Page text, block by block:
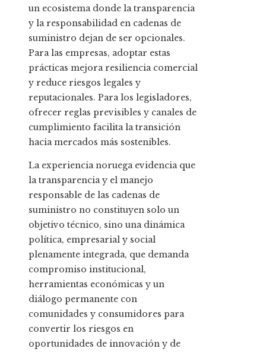
un ecosistema donde la transparencia
y la responsabilidad en cadenas de
suministro dejan de ser opcionales.
Para las empresas, adoptar estas
prácticas mejora resiliencia comercial
y reduce riesgos legales y
reputacionales. Para los legisladores,
ofrecer reglas previsibles y canales de
cumplimiento facilita la transición
hacia mercados más sostenibles.
La experiencia noruega evidencia que
la transparencia y el manejo
responsable de las cadenas de
suministro no constituyen solo un
objetivo técnico, sino una dinámica
política, empresarial y social
plenamente integrada, que demanda
compromiso institucional,
herramientas económicas y un
diálogo permanente con
comunidades y consumidores para
convertir los riesgos en
oportunidades de innovación y de